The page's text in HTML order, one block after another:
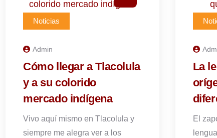
Noticias
Admin
Cómo llegar a Tlacolula
y a su colorido
mercado indígena
Vivo aquí mismo en Tlacolula y
siempre me alegra ver a los
La
El